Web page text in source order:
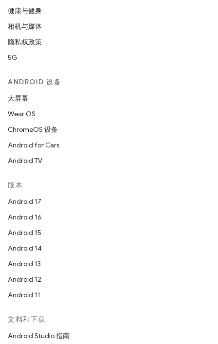
健康与健身
相机与媒体
隐私权政策
5G
ANDROID 设备
大屏幕
Wear OS
ChromeOS 设备
Android for Cars
Android TV
版本
Android 17
Android 16
Android 15
Android 14
Android 13
Android 12
Android 11
文档和下载
Android Studio 指南